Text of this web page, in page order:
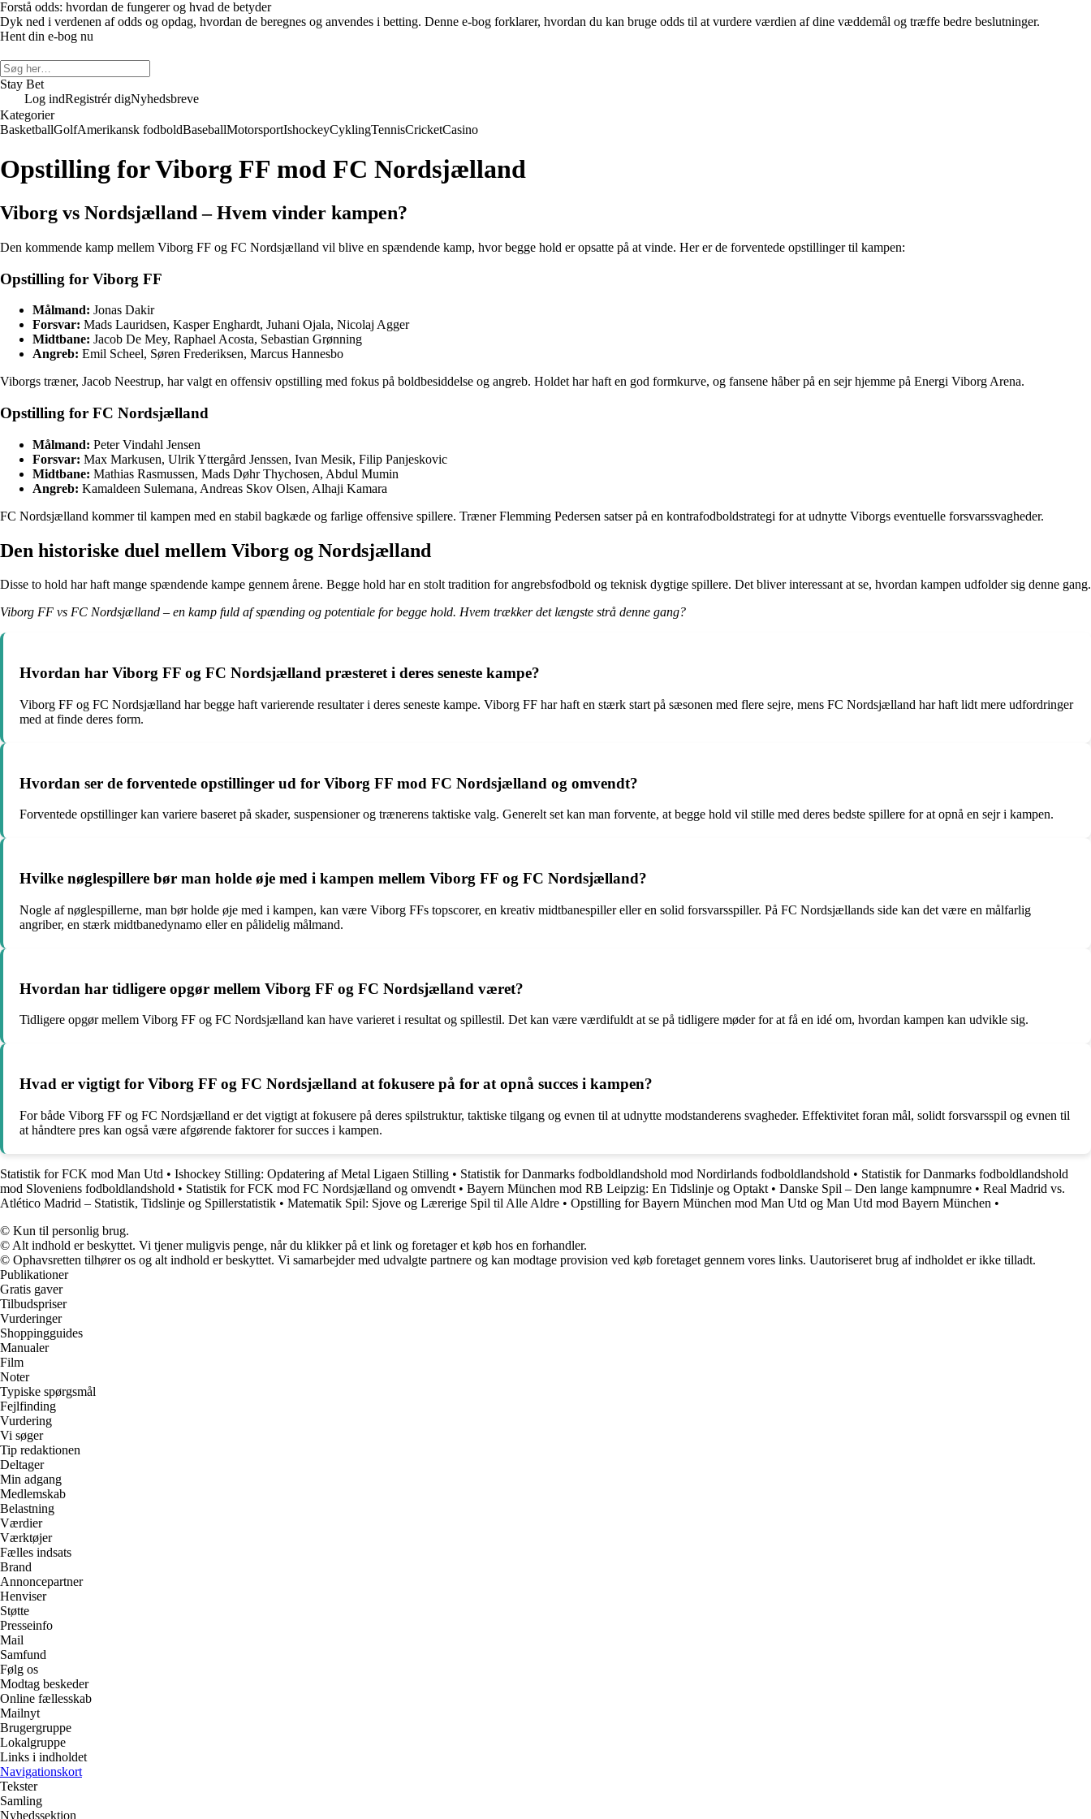
Forstå odds: hvordan de fungerer og hvad de betyder
Dyk ned i verdenen af odds og opdag, hvordan de beregnes og anvendes i betting. Denne e-bog forklarer, hvordan du kan bruge odds til at vurdere værdien af dine væddemål og træffe bedre beslutninger.
Hent din e-bog nu
Stay Bet
Log indRegistrér digNyhedsbreve
Kategorier
BasketballGolfAmerikansk fodboldBaseballMotorsportIshockeyCyklingTennisCricketCasino
Opstilling for Viborg FF mod FC Nordsjælland
Viborg vs Nordsjælland – Hvem vinder kampen?
Den kommende kamp mellem Viborg FF og FC Nordsjælland vil blive en spændende kamp, hvor begge hold er opsatte på at vinde. Her er de forventede opstillinger til kampen:
Opstilling for Viborg FF
Målmand: Jonas Dakir
Forsvar: Mads Lauridsen, Kasper Enghardt, Juhani Ojala, Nicolaj Agger
Midtbane: Jacob De Mey, Raphael Acosta, Sebastian Grønning
Angreb: Emil Scheel, Søren Frederiksen, Marcus Hannesbo
Viborgs træner, Jacob Neestrup, har valgt en offensiv opstilling med fokus på boldbesiddelse og angreb. Holdet har haft en god formkurve, og fansene håber på en sejr hjemme på Energi Viborg Arena.
Opstilling for FC Nordsjælland
Målmand: Peter Vindahl Jensen
Forsvar: Max Markusen, Ulrik Yttergård Jenssen, Ivan Mesik, Filip Panjeskovic
Midtbane: Mathias Rasmussen, Mads Døhr Thychosen, Abdul Mumin
Angreb: Kamaldeen Sulemana, Andreas Skov Olsen, Alhaji Kamara
FC Nordsjælland kommer til kampen med en stabil bagkæde og farlige offensive spillere. Træner Flemming Pedersen satser på en kontrafodboldstrategi for at udnytte Viborgs eventuelle forsvarssvagheder.
Den historiske duel mellem Viborg og Nordsjælland
Disse to hold har haft mange spændende kampe gennem årene. Begge hold har en stolt tradition for angrebsfodbold og teknisk dygtige spillere. Det bliver interessant at se, hvordan kampen udfolder sig denne gang.
Viborg FF vs FC Nordsjælland – en kamp fuld af spænding og potentiale for begge hold. Hvem trækker det længste strå denne gang?
Hvordan har Viborg FF og FC Nordsjælland præsteret i deres seneste kampe?
Viborg FF og FC Nordsjælland har begge haft varierende resultater i deres seneste kampe. Viborg FF har haft en stærk start på sæsonen med flere sejre, mens FC Nordsjælland har haft lidt mere udfordringer
med at finde deres form.
Hvordan ser de forventede opstillinger ud for Viborg FF mod FC Nordsjælland og omvendt?
Forventede opstillinger kan variere baseret på skader, suspensioner og trænerens taktiske valg. Generelt set kan man forvente, at begge hold vil stille med deres bedste spillere for at opnå en sejr i kampen.
Hvilke nøglespillere bør man holde øje med i kampen mellem Viborg FF og FC Nordsjælland?
Nogle af nøglespillerne, man bør holde øje med i kampen, kan være Viborg FFs topscorer, en kreativ midtbanespiller eller en solid forsvarsspiller. På FC Nordsjællands side kan det være en målfarlig
angriber, en stærk midtbanedynamo eller en pålidelig målmand.
Hvordan har tidligere opgør mellem Viborg FF og FC Nordsjælland været?
Tidligere opgør mellem Viborg FF og FC Nordsjælland kan have varieret i resultat og spillestil. Det kan være værdifuldt at se på tidligere møder for at få en idé om, hvordan kampen kan udvikle sig.
Hvad er vigtigt for Viborg FF og FC Nordsjælland at fokusere på for at opnå succes i kampen?
For både Viborg FF og FC Nordsjælland er det vigtigt at fokusere på deres spilstruktur, taktiske tilgang og evnen til at udnytte modstanderens svagheder. Effektivitet foran mål, solidt forsvarsspil og evnen til
at håndtere pres kan også være afgørende faktorer for succes i kampen.
Statistik for FCK mod Man Utd • Ishockey Stilling: Opdatering af Metal Ligaen Stilling • Statistik for Danmarks fodboldlandshold mod Nordirlands fodboldlandshold • Statistik for Danmarks fodboldlandshold
mod Sloveniens fodboldlandshold • Statistik for FCK mod FC Nordsjælland og omvendt • Bayern München mod RB Leipzig: En Tidslinje og Optakt • Danske Spil – Den lange kampnumre • Real Madrid vs.
Atlético Madrid – Statistik, Tidslinje og Spillerstatistik • Matematik Spil: Sjove og Lærerige Spil til Alle Aldre • Opstilling for Bayern München mod Man Utd og Man Utd mod Bayern München •
© Kun til personlig brug.
© Alt indhold er beskyttet. Vi tjener muligvis penge, når du klikker på et link og foretager et køb hos en forhandler.
© Ophavsretten tilhører os og alt indhold er beskyttet. Vi samarbejder med udvalgte partnere og kan modtage provision ved køb foretaget gennem vores links. Uautoriseret brug af indholdet er ikke tilladt.
Publikationer
Gratis gaver
Tilbudspriser
Vurderinger
Shoppingguides
Manualer
Film
Noter
Typiske spørgsmål
Fejlfinding
Vurdering
Vi søger
Tip redaktionen
Deltager
Min adgang
Medlemskab
Belastning
Værdier
Værktøjer
Fælles indsats
Brand
Annoncepartner
Henviser
Støtte
Presseinfo
Mail
Samfund
Følg os
Modtag beskeder
Online fællesskab
Mailnyt
Brugergruppe
Lokalgruppe
Links i indholdet
Navigationskort
Tekster
Samling
Nyhedssektion